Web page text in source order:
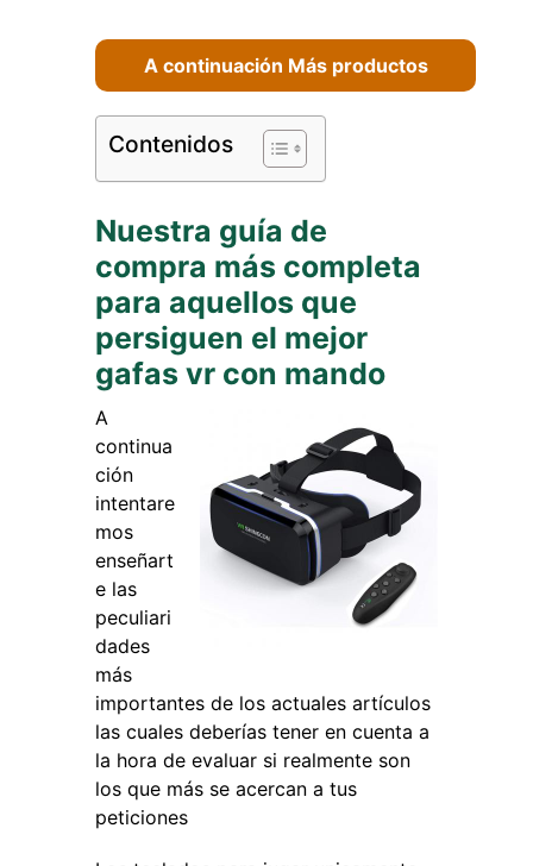
A continuación Más productos
Contenidos
Nuestra guía de
compra más completa
para aquellos que
persiguen el mejor
gafas vr con mando
A
continua
ción
intentare
mos
enseñart
e las
peculiari
dades
más
importantes de los actuales artículos
las cuales deberías tener en cuenta a
la hora de evaluar si realmente son
los que más se acercan a tus
peticiones